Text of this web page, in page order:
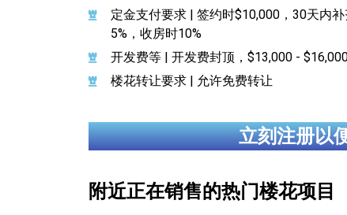
定金支付要求 | 签约时$10,000，30天内
5%，收房时10%
开发费等 | 开发费封顶，$13,000 -
楼花转让要求 | 允许免费转让
立刻注册以
附近正在销售的热门楼花项目